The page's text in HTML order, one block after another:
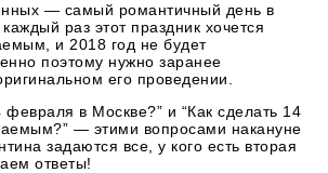
— самый романтичный день в
раз этот праздник хочется
и 2018 год не будет
поэтому нужно заранее
его проведении.
февраля в Москве?” и “Как сделать 14
— этими вопросами накануне
задаются все, у кого есть вторая
ответы!